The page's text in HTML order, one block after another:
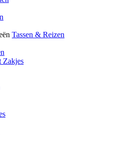
Tassen & Reizen
Zakjes